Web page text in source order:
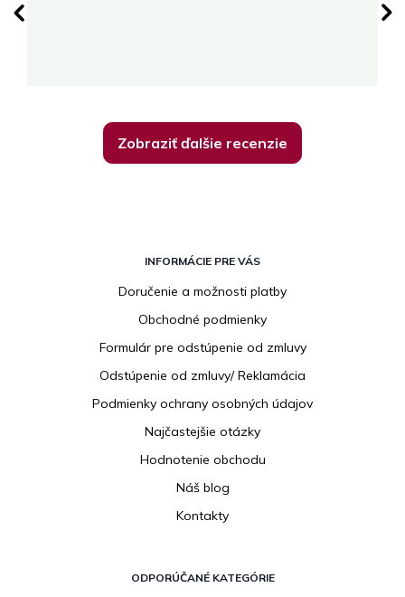
Zobraziť ďalšie recenzie
INFORMÁCIE PRE VÁS
Doručenie a možnosti platby
Obchodné podmienky
Formulár pre odstúpenie od zmluvy
Odstúpenie od zmluvy/ Reklamácia
Podmienky ochrany osobných údajov
Najčastejšie otázky
Hodnotenie obchodu
Náš blog
Kontakty
ODPORÚČANÉ KATEGÓRIE